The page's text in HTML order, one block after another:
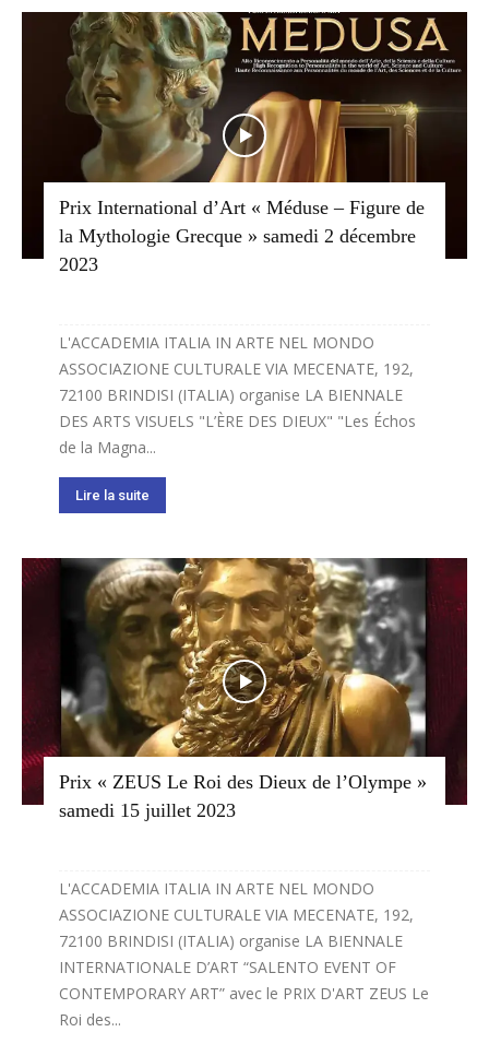
Prix International d’Art « Méduse – Figure de
la Mythologie Grecque » samedi 2 décembre
2023
L'ACCADEMIA ITALIA IN ARTE NEL MONDO
ASSOCIAZIONE CULTURALE VIA MECENATE, 192,
72100 BRINDISI (ITALIA) organise LA BIENNALE
DES ARTS VISUELS "L’ÈRE DES DIEUX" "Les Échos
de la Magna...
Lire la suite
Prix « ZEUS Le Roi des Dieux de l’Olympe »
samedi 15 juillet 2023
L'ACCADEMIA ITALIA IN ARTE NEL MONDO
ASSOCIAZIONE CULTURALE VIA MECENATE, 192,
72100 BRINDISI (ITALIA) organise LA BIENNALE
INTERNATIONALE D’ART “SALENTO EVENT OF
CONTEMPORARY ART” avec le PRIX D'ART ZEUS Le
Roi des...